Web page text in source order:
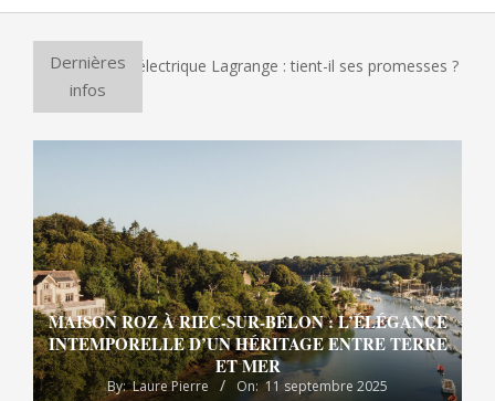
Dernières
infos
à pizza électrique Lagrange : tient-il ses promesses ?
MAISON ROZ À RIEC-SUR-BÉLON : L’ÉLÉGANCE
INTEMPORELLE D’UN HÉRITAGE ENTRE TERRE
ET MER
By: Laure Pierre On: 11 septembre 2025